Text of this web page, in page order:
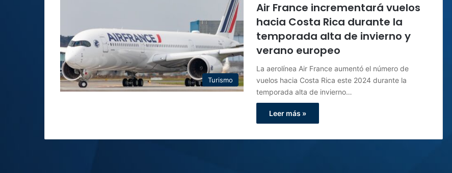
Turismo
Air France incrementará vuelos
hacia Costa Rica durante la
temporada alta de invierno y
verano europeo
La aerolínea Air France aumentó el número de
vuelos hacia Costa Rica este 2024 durante la
temporada alta de invierno…
Leer más »